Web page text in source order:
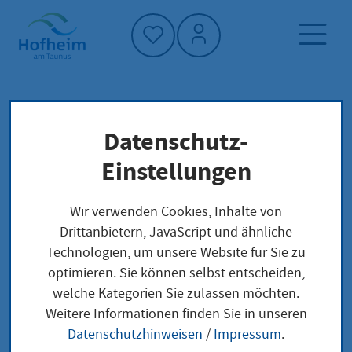
Startseite"
Dienstleistung-Finder
Verwaltungsstruktur
Fachbereich - Kinderbetreuung
Fachbereich -
Kinderbetreuung
Datenschutz-
Einstellungen
Wir verwenden Cookies, Inhalte von
Drittanbietern, JavaScript und ähnliche
Technologien, um unsere Website für Sie zu
optimieren. Sie können selbst entscheiden,
welche Kategorien Sie zulassen möchten.
Weitere Informationen finden Sie in unseren
Datenschutzhinweisen / Impressum.